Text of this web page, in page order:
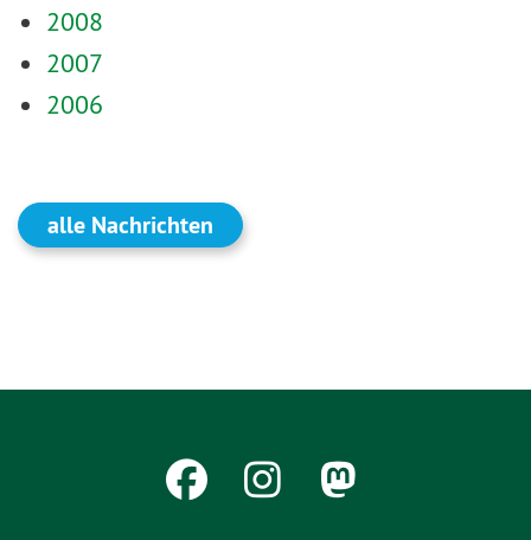
2008
2007
2006
alle Nachrichten